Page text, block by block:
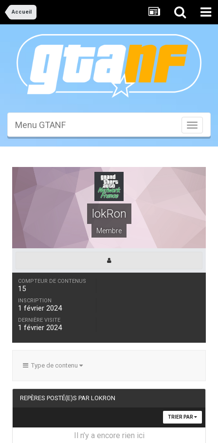
Accueil
Toggle
Menu GTANF
lokRon
Membre
COMPTEUR DE CONTENUS
15
INSCRIPTION
1 février 2024
DERNIÈRE VISITE
1 février 2024
Type de contenu
REPÈRES POSTÉ(E)S PAR LOKRON
TRIER PAR
Il n’y a encore rien ici